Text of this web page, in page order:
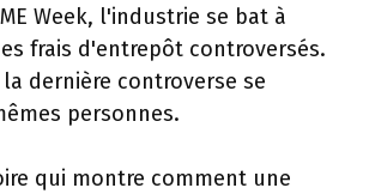
Week, l'industrie se bat à
frais d'entrepôt controversés.
dernière controverse se
personnes.
qui montre comment une